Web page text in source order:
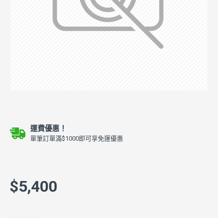
運費優惠！
單筆訂單滿$1000即可享免運優惠
$5,400